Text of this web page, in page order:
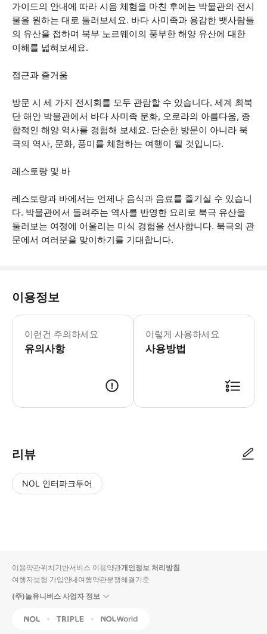
가이드의 안내에 따라 시음 체험을 마친 후에는 박물관의 전시
물을 원하는 대로 둘러보세요. 바다 사미족과 용감한 뱃사람들
의 유산을 접하며 북부 노르웨이의 풍부한 해양 유산에 대한
이해를 넓혀보세요.
접근과 즐거움
방문 시 세 가지 전시회를 모두 관람할 수 있습니다. 세계 최북
단 해안 박물관에서 바다 사미족 문화, 오로라의 아름다움, 종
합적인 해양 역사를 경험해 보세요. 단순한 방문이 아니라 북
극의 역사, 문화, 풍미를 체험하는 여행이 될 것입니다.
레스토랑 및 바
레스토랑과 바에서는 언제나 음식과 음료를 즐기실 수 있습니
다. 박물관에서 들려주는 역사를 반영한 요리로 북극 유산을
둘러보는 여정에 어울리는 미식 경험을 선사합니다. 북극의 관
문에서 여러분을 맞이하기를 기대합니다.
이용정보
이런건 주의하세요
유의사항
박물관은 셀프 가이드이며 티켓에 포
이렇게 사용하세요
사용방법
리뷰
NOL 인터파크투어
입니
다.
순
상
이용약관위치기반서비스 이용약관개인정보 처리방침
여행자보험 가입안내여행약관분쟁해결기준
(주)놀유니버스 사업자 정보
NOL Triple Interpark Global